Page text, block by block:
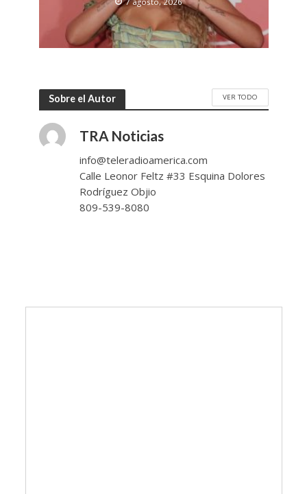
Sobre el Autor VER TODO
TRA Noticias
info@teleradioamerica.com
Calle Leonor Feltz #33 Esquina Dolores
Rodríguez Objio
809-539-8080